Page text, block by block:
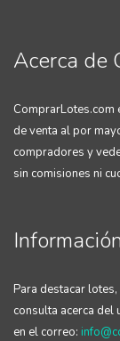
Acerca de
ComprarLotes.com
de venta al por
compradores y
sin comisiones ni
Para destacar
consulta acerca del
en el correo: